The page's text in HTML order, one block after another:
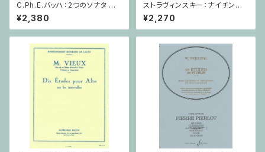
C.Ph.E.バッハ：2つのソナタ Wq
76, 78 / ヴァイオリン・ピアノ
¥2,380
ストラヴィンスキー：ナイチンゲ
ールの歌・中国の行進曲 / ヴァ
イオリン・ピアノ
¥2,270